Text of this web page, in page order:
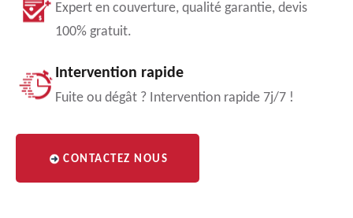
Expert en couverture, qualité garantie, devis
100% gratuit.
Intervention rapide
Fuite ou dégât ? Intervention rapide 7j/7 !
CONTACTEZ NOUS